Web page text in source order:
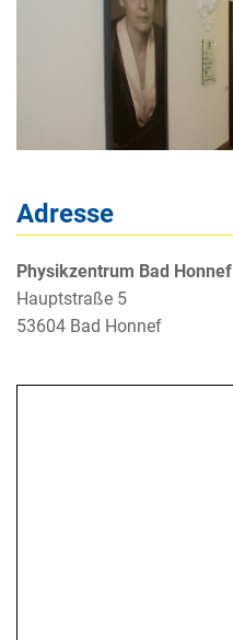
Adresse
Physikzentrum Bad Honnef
Hauptstraße 5
53604 Bad Honnef